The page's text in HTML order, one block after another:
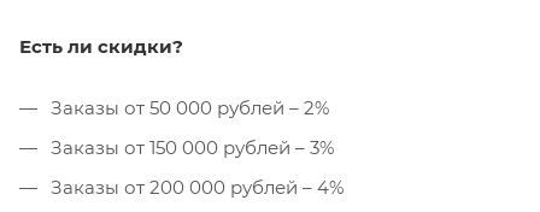
Есть ли скидки?
Заказы от 50 000 рублей – 2%
Заказы от 150 000 рублей – 3%
Заказы от 200 000 рублей – 4%